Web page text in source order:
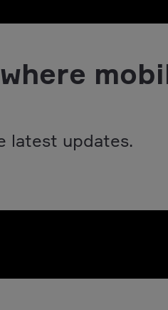
latest updates.